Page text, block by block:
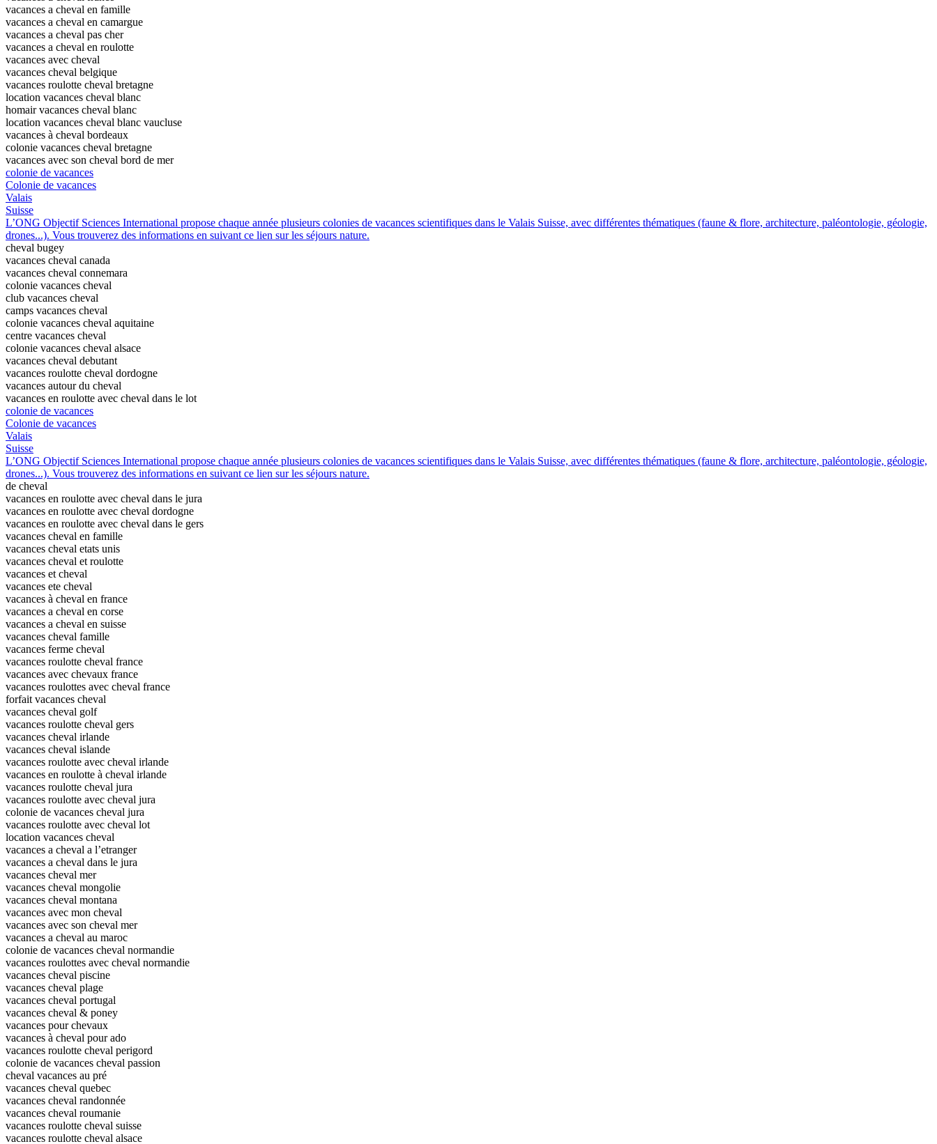
vacances a cheval en famille
vacances a cheval en camargue
vacances a cheval pas cher
vacances a cheval en roulotte
vacances avec cheval
vacances cheval belgique
vacances roulotte cheval bretagne
location vacances cheval blanc
homair vacances cheval blanc
location vacances cheval blanc vaucluse
vacances à cheval bordeaux
colonie vacances cheval bretagne
vacances avec son cheval bord de mer
colonie de vacances
Colonie de vacances
Valais
Suisse
L’ONG Objectif Sciences International propose chaque année plusieurs colonies de vacances scientifiques dans le Valais Suisse, avec différentes thématiques (faune & flore, architecture, paléontologie, géologie,
drones...). Vous trouverez des informations en suivant ce lien sur les séjours nature.
cheval bugey
vacances cheval canada
vacances cheval connemara
colonie vacances cheval
club vacances cheval
camps vacances cheval
colonie vacances cheval aquitaine
centre vacances cheval
colonie vacances cheval alsace
vacances cheval debutant
vacances roulotte cheval dordogne
vacances autour du cheval
vacances en roulotte avec cheval dans le lot
colonie de vacances
Colonie de vacances
Valais
Suisse
L’ONG Objectif Sciences International propose chaque année plusieurs colonies de vacances scientifiques dans le Valais Suisse, avec différentes thématiques (faune & flore, architecture, paléontologie, géologie,
drones...). Vous trouverez des informations en suivant ce lien sur les séjours nature.
de cheval
vacances en roulotte avec cheval dans le jura
vacances en roulotte avec cheval dordogne
vacances en roulotte avec cheval dans le gers
vacances cheval en famille
vacances cheval etats unis
vacances cheval et roulotte
vacances et cheval
vacances ete cheval
vacances à cheval en france
vacances a cheval en corse
vacances a cheval en suisse
vacances cheval famille
vacances ferme cheval
vacances roulotte cheval france
vacances avec chevaux france
vacances roulottes avec cheval france
forfait vacances cheval
vacances cheval golf
vacances roulotte cheval gers
vacances cheval irlande
vacances cheval islande
vacances roulotte avec cheval irlande
vacances en roulotte à cheval irlande
vacances roulotte cheval jura
vacances roulotte avec cheval jura
colonie de vacances cheval jura
vacances roulotte avec cheval lot
location vacances cheval
vacances a cheval a l’etranger
vacances a cheval dans le jura
vacances cheval mer
vacances cheval mongolie
vacances cheval montana
vacances avec mon cheval
vacances avec son cheval mer
vacances a cheval au maroc
colonie de vacances cheval normandie
vacances roulottes avec cheval normandie
vacances cheval piscine
vacances cheval plage
vacances cheval portugal
vacances cheval & poney
vacances pour chevaux
vacances à cheval pour ado
vacances roulotte cheval perigord
colonie de vacances cheval passion
cheval vacances au pré
vacances cheval quebec
vacances cheval randonnée
vacances cheval roumanie
vacances roulotte cheval suisse
vacances roulotte cheval alsace